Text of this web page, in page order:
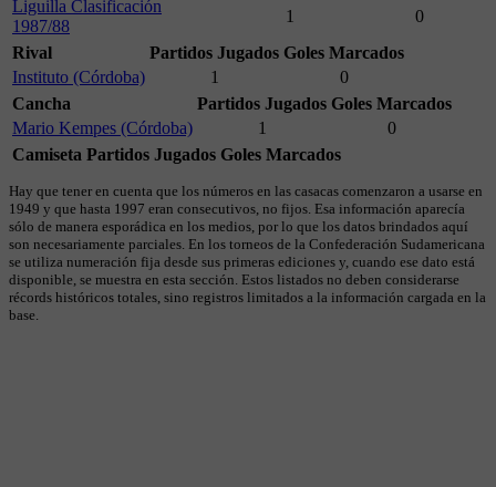
Liguilla Clasificación
1987/88
1
0
Rival
Partidos Jugados Goles Marcados
Instituto (Córdoba)
1
0
Cancha
Partidos Jugados Goles Marcados
Mario Kempes (Córdoba)
1
0
Camiseta Partidos Jugados Goles Marcados
Hay que tener en cuenta que los números en las casacas comenzaron a usarse en
1949 y que hasta 1997 eran consecutivos, no fijos. Esa información aparecía
sólo de manera esporádica en los medios, por lo que los datos brindados aquí
son necesariamente parciales. En los torneos de la Confederación Sudamericana
se utiliza numeración fija desde sus primeras ediciones y, cuando ese dato está
disponible, se muestra en esta sección. Estos listados no deben considerarse
récords históricos totales, sino registros limitados a la información cargada en la
base.